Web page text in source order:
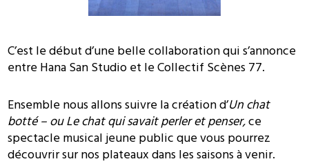
C’est le début d’une belle collaboration qui s’annonce
entre Hana San Studio et le Collectif Scènes 77.
Ensemble nous allons suivre la création d’Un chat
botté – ou Le chat qui savait perler et penser,ce
spectacle musical jeune public que vous pourrez
découvrir sur nos plateaux dans les saisons à venir.